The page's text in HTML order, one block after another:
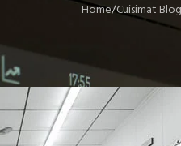
Home Cuisimat Blog
Rapides
On mai 7, 2024